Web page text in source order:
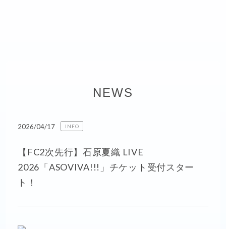
NEWS
2026/04/17 INFO
【FC2次先行】石原夏織 LIVE
2026「ASOVIVA!!!」チケット受付スター
ト！